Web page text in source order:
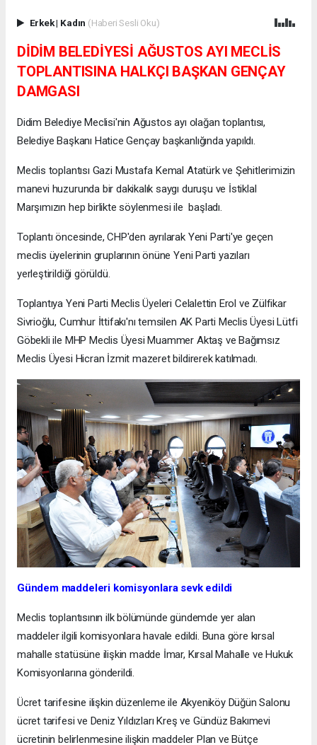
Erkek| Kadın (Haberi Sesli Oku)
DİDİM BELEDİYESİ AĞUSTOS AYI MECLİS
TOPLANTISINA HALKÇI BAŞKAN GENÇAY
DAMGASI
Didim Belediye Meclisi'nin Ağustos ayı olağan toplantısı,
Belediye Başkanı Hatice Gençay başkanlığında yapıldı.
Meclis toplantısı Gazi Mustafa Kemal Atatürk ve Şehitlerimizin
manevi huzurunda bir dakikalık saygı duruşu ve İstiklal
Marşımızın hep birlikte söylenmesi ile başladı.
Toplantı öncesinde, CHP'den ayrılarak Yeni Parti'ye geçen
meclis üyelerinin gruplarının önüne Yeni Parti yazıları
yerleştirildiği görüldü.
Toplantıya Yeni Parti Meclis Üyeleri Celalettin Erol ve Zülfikar
Sivrioğlu, Cumhur İttifakı'nı temsilen AK Parti Meclis Üyesi Lütfi
Göbekli ile MHP Meclis Üyesi Muammer Aktaş ve Bağımsız
Meclis Üyesi Hicran İzmit mazeret bildirerek katılmadı.
Gündem maddeleri komisyonlara sevk edildi
Meclis toplantısının ilk bölümünde gündemde yer alan
maddeler ilgili komisyonlara havale edildi. Buna göre kırsal
mahalle statüsüne ilişkin madde İmar, Kırsal Mahalle ve Hukuk
Komisyonlarına gönderildi.
Ücret tarifesine ilişkin düzenleme ile Akyeniköy Düğün Salonu
ücret tarifesi ve Deniz Yıldızları Kreş ve Gündüz Bakımevi
ücretinin belirlenmesine ilişkin maddeler Plan ve Bütçe